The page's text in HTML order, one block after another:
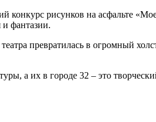
конкурс рисунков на асфальте
и фантазии.
превратилась в огромный
а их в городе 32 – это